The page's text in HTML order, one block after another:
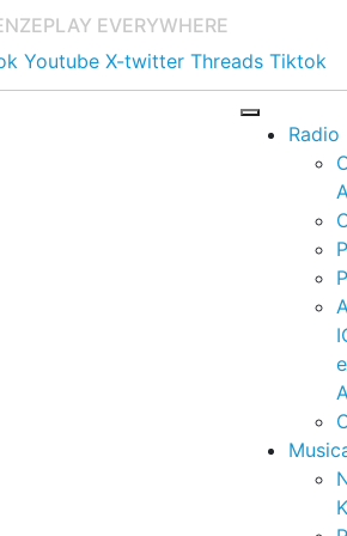
PLAY EVERYWHERE
Youtube X-twitter Threads Tiktok
Radio
e